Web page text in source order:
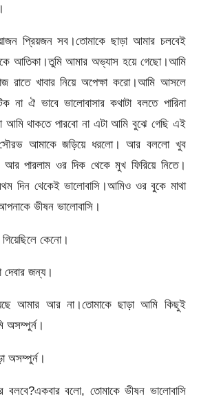
প্রিয়জন সব।তোমাকে ছাড়া আমার চলবেই
আতিকা।তুমি আমার অভ্যাস হয়ে গেছো।আমি
রাতে খাবার নিয়ে অপেক্ষা করো।আমি আসলে
না ঐ ভাবে ভালোবাসার কথাটা বলতে পারিনা
আমি থাকতে পারবো না এটা আমি বুঝে গেছি এই
সৌরভ আমাকে জড়িয়ে ধরলো। আর বললো খুব
আর পারলাম ওর দিক থেকে মুখ ফিরিয়ে নিতে।
দিন থেকেই ভালোবাসি।আমিও ওর বুকে মাথা
ভীষন ভালোবাসি।
কেনো।
জন্য।
আমার আর না।তোমাকে ছাড়া আমি কিছুই
অসম্পুর্ন।
অসম্পুর্ন।
বলো, তোমাকে ভীষন ভালোবাসি